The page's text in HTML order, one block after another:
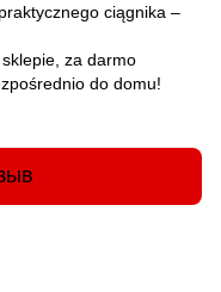
ciągnika –
za darmo
do domu!